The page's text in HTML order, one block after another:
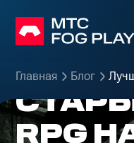
Главная Блог
RPG